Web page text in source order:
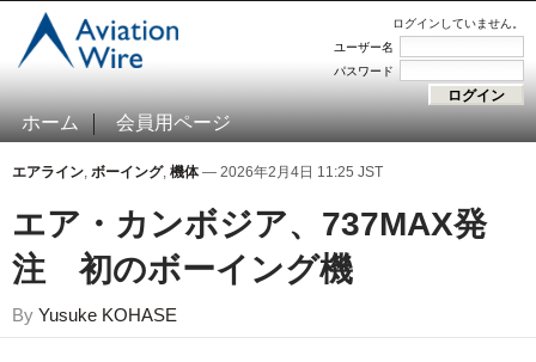
ログインしていません。
ユーザー名
パスワード
ホーム 会員用ページ
エアライン, ボーイング, 機体— 2026年2月4日 11:25 JST
エア・カンボジア、737MAX発
注 初のボーイング機
By Yusuke KOHASE